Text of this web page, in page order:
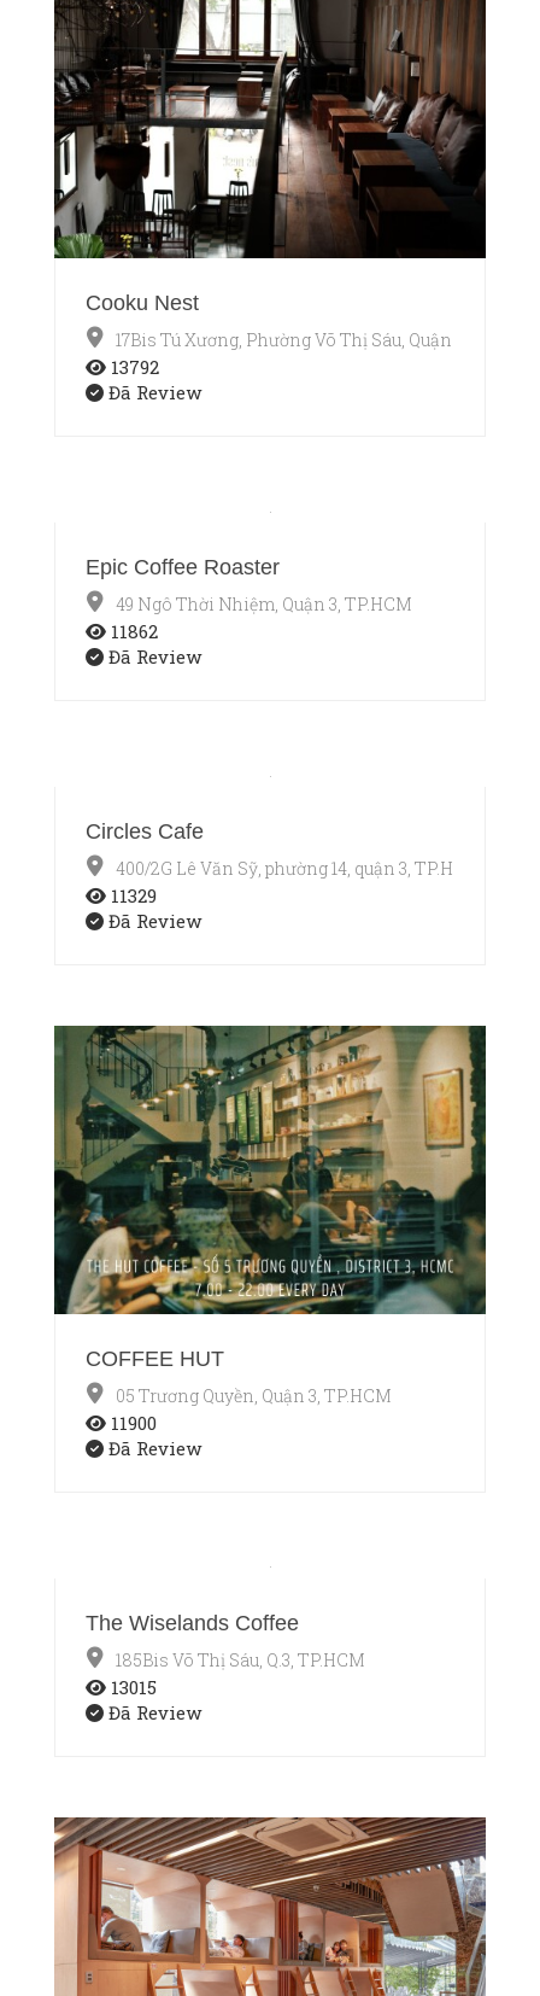
Cooku Nest
17Bis Tú Xương, Phường Võ Thị Sáu, Quận 3, TP.HCM
13792
Đã Review
Epic Coffee Roaster
49 Ngô Thời Nhiệm, Quận 3, TP.HCM
11862
Đã Review
Circles Cafe
400/2G Lê Văn Sỹ, phường 14, quận 3, TP.HCM
11329
Đã Review
COFFEE HUT
05 Trương Quyền, Quận 3, TP.HCM
11900
Đã Review
The Wiselands Coffee
185Bis Võ Thị Sáu, Q.3, TP.HCM
13015
Đã Review